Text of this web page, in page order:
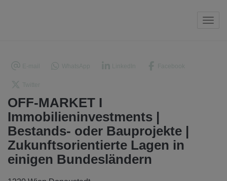
OFF-MARKET I
Immobilieninvestments |
Bestands- oder Bauprojekte |
Zukunftsorientierte Lagen in
einigen Bundesländern